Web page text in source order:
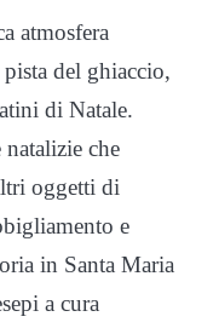
atmosfera
del ghiaccio,
di Natale.
natalizie che
oggetti di
e
in Santa Maria
a cura